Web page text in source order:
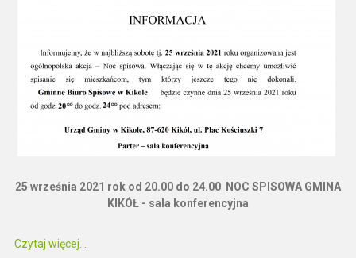
25 września 2021 rok od 20.00 do 24.00 NOC SPISOWA GMINA
KIKÓŁ - sala konferencyjna
Czytaj więcej...